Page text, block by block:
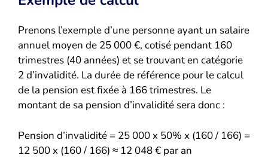
Prenons l’exemple d’une personne ayant un salaire
annuel moyen de 25 000 €, cotisé pendant 160
trimestres (40 années) et se trouvant en catégorie
2 d’invalidité. La durée de référence pour le calcul
de la pension est fixée à 166 trimestres. Le
montant de sa pension d’invalidité sera donc :
Pension d’invalidité = 25 000 x 50% x (160 / 166) =
12 500 x (160 / 166) ≈ 12 048 € par an